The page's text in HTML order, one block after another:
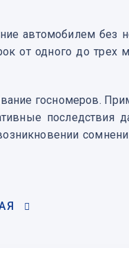
автомобилем
от одного до
госномеров.